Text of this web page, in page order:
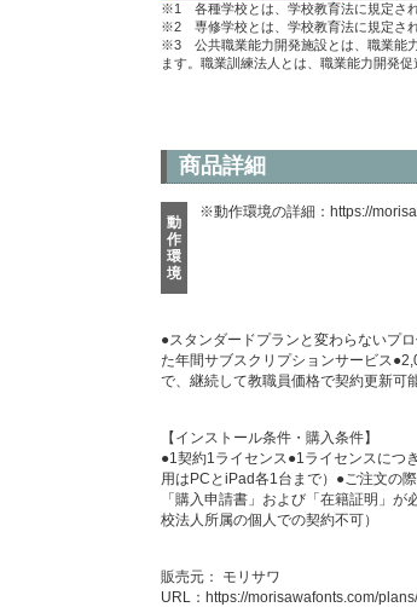
※1 各種学校とは、学校教育法に規定され
※2 専修学校とは、学校教育法に規定され
※3 公共職業能力開発施設とは、職業能
ます。職業訓練法人とは、職業能力開発
商品詳細
動
作
環
境
※動作環境の詳細： https://
●スタンダードプランと変わらないプ
た年間サブスクリプションサービス
で、継続して教職員価格で契約更新可
【インストール条件・購入条件】
●1契約1ライセンス●1ライセンスにつ
用はPCとiPad各1台まで）●ご注文の
「購入申請書」および「在籍証明」
校法人所属の個人での契約不可）
販売元： モリサワ
URL： https://morisawafonts.com/